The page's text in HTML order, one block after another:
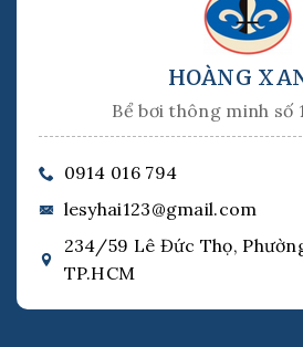
HOÀNG
Bể bơi thông minh số
0914 016 794
lesyhai123@gmail.com
234/59 Lê Đức Thọ,
TP.HCM